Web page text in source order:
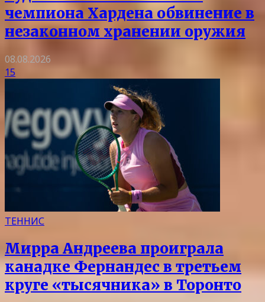
чемпиона Хардена обвинение в
незаконном хранении оружия
08.08.2026
15
ТЕННИС
Мирра Андреева проиграла
канадке Фернандес в третьем
круге «тысячника» в Торонто